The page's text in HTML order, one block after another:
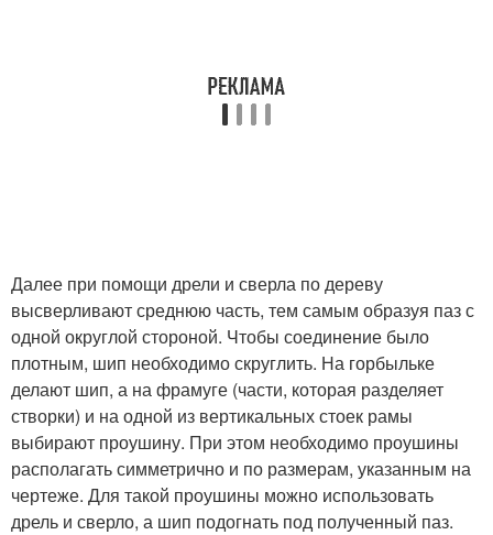
Далее при помощи дрели и сверла по дереву
высверливают среднюю часть, тем самым образуя паз с
одной округлой стороной. Чтобы соединение было
плотным, шип необходимо скруглить. На горбыльке
делают шип, а на фрамуге (части, которая разделяет
створки) и на одной из вертикальных стоек рамы
выбирают проушину. При этом необходимо проушины
располагать симметрично и по размерам, указанным на
чертеже. Для такой проушины можно использовать
дрель и сверло, а шип подогнать под полученный паз.